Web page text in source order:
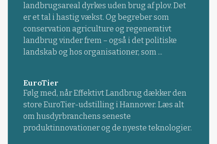
landbrugsareal dyrkes uden brug af plov. Det
er et tal i hastig vækst. Og begreber som
conservation agriculture og regenerativt
landbrug vinder frem – også i det politiske
landskab og hos organisationer, som ...
EuroTier
Følg med, når Effektivt Landbrug dækker den
store EuroTier-udstilling i Hannover. Læs alt
om husdyrbranchens seneste
produktinnovationer og de nyeste teknologier.